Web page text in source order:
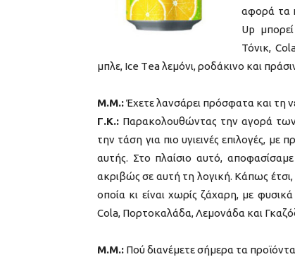
αφορά τα
Up
Τόνικ,
μπλε, Ιce Τea λεμόνι, ροδάκινο και
Μ.Μ.:Έχετε λανσάρει πρόσφατα και τη
Γ.Κ.: Παρακολουθώντας την αγορά
την τάση για πιο υγιεινές επιλογές,
αυτής. Στο πλαίσιο αυτό,
ακριβώς σε αυτή τη λογική. Κάπως
οποία κι είναι χωρίς ζάχαρη, με
Cola, Πορτοκαλάδα, Λεμονάδα και
Μ.Μ.: Πού διανέμετε σήμερα τα